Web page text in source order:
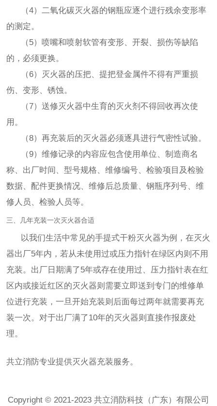
（4）二氧化碳灭火器的钢瓶应逐个进行残余变形率
的测定。
（5）喷嘴和喷射软管有变形、开裂、损伤等缺陷
的，必须更换。
（6）灭火器的压把、提把登金属件不得有严重损
伤、变形、锈蚀。
（7）送修灭火器中生育的灭火剂不得回收再次使
用。
（8）再充装后的灭火器必须逐具进行气密性试验。
（9）维修记录的内容应包含使用单位、制造商名
称、出厂时间、型号规格、维修编号、检验项目及检验
数据、配件更换情况、维修后总质量、钢瓶序列号、维
修人员、检验人员等。
三、几年充装一次灭火器合适
以我们生活中常见的手提式干粉灭火器为例，在灭火
器出厂5年内，若从未使用过或压力指针在绿区内则不用
充装。出厂日期满了5年或存在使用过、压力指针表在红
区内或接近红区的灭火器则需要立即送到专门的维修单
位进行充装，一旦开始充装则后面每过两年就需要再充
装一次。对于出厂满了10年的灭火器则直接作报废处
理。
共立消防专业提供灭火器充装服务。
Copyright © 2021-2023 共立消防科技（广东）有限公司